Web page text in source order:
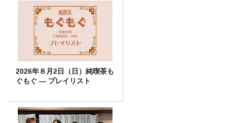
2026年８月2日（日）純喫茶も
ぐもぐ ― プレイリスト